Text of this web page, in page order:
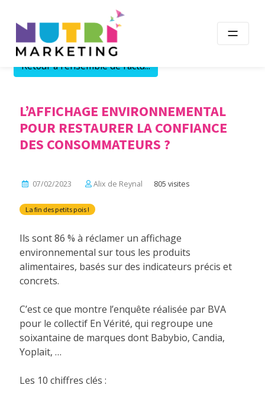
Retour à l'ensemble de l'actu...
L’AFFICHAGE ENVIRONNEMENTAL
POUR RESTAURER LA CONFIANCE
DES CONSOMMATEURS ?
07/02/2023 Alix de Reynal 805 visites
La fin des petits pois !
Ils sont 86 % à réclamer un affichage
environnemental sur tous les produits
alimentaires, basés sur des indicateurs précis et
concrets.
C’est ce que montre l’enquête réalisée par BVA
pour le collectif En Vérité, qui regroupe une
soixantaine de marques dont Babybio, Candia,
Yoplait, …
Les 10 chiffres clés :